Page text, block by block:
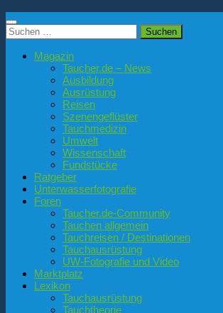
Suchen
nach:
Magazin
Taucher.de – News
Ausbildung
Ausrüstung
Reisen
Szenengeflüster
Tauchmedizin
Umwelt
Wissenschaft
Fundstücke
Ratgeber
Unterwasserfotografie
Foren
Taucher.de-Community
Tauchen allgemein
Tauchreisen / Destinationen
Tauchausrüstung
UW-Fotografie und Video
Marktplatz
Lexikon
Tauchausrüstung
Tauchtheorie